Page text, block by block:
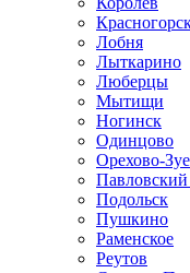
Лобня
Лыткарино
Люберцы
Мытищи
Ногинск
Одинцово
Орехово-
Подольск
Пушкино
Раменское
Реутов